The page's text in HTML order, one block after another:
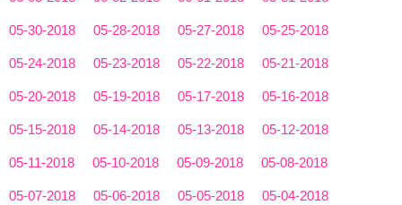
05-30-2018 05-28-2018 05-27-2018 05-25-2018
05-24-2018 05-23-2018 05-22-2018 05-21-2018
05-20-2018 05-19-2018 05-17-2018 05-16-2018
05-15-2018 05-14-2018 05-13-2018 05-12-2018
05-11-2018 05-10-2018 05-09-2018 05-08-2018
05-07-2018 05-06-2018 05-05-2018 05-04-2018